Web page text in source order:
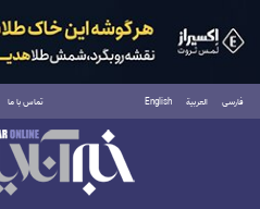
فارسی العربية English تماس با ما
پنجشنبه ۱۵ مرداد ۱۴۰۵